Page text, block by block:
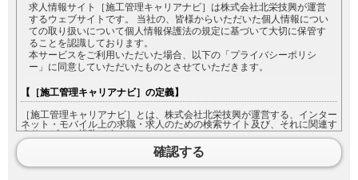
求人情報サイト［施工管理キャリアナビ］は株式会社北栄技興が運営
するウェブサイトです。 当社の、皆様からいただいた個人情報につい
ての取り扱いについて個人情報保護法の規定に基づいて大切に保管す
ることを認識しております。
本サービスをご利用いただいた場合、以下の「プライバシーポリシ
ー」に同意していただいたものとさせていただきます。
【［施工管理キャリアナビ］の定義】
［施工管理キャリアナビ］とは、株式会社北栄技興が運営する、インター
ネット・モバイル上の求職・求人のための検索サイト及び、それに関連す
るサービスの総称です。
［施工管理キャリアナビ］をご利用になる方は［施工管理キャリアナビ］
において入力した情報の内容について責任を負うものとします。
確認する